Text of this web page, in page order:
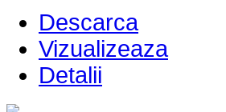
Descarca
Vizualizeaza
Detalii